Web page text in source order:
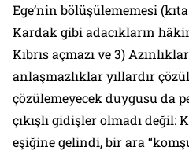
Ege’nin bölüşülememesi
Kardak gibi adacıkların
Kıbrıs açmazı ve 3)
anlaşmazlıklar yıllardır
çözülemeyecek duygusu da
çıkışlı gidişler olmadı değil:
eşiğine gelindi, bir ara